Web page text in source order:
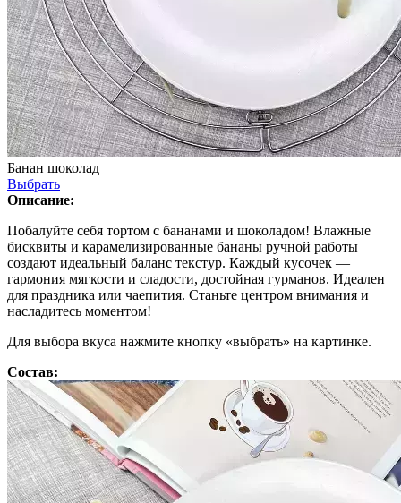
Банан шоколад
Выбрать
Описание:
Побалуйте себя тортом с бананами и шоколадом! Влажные
бисквиты и карамелизированные бананы ручной работы
создают идеальный баланс текстур. Каждый кусочек —
гармония мягкости и сладости, достойная гурманов. Идеален
для праздника или чаепития. Станьте центром внимания и
насладитесь моментом!
Для выбора вкуса нажмите кнопку «выбрать» на картинке.
Состав: